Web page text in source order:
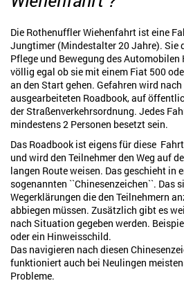
Die Rothenuffler Wiehenfahrt ist eine
Jungtimer (Mindestalter 20 Jahre). Sie
Pflege und Bewegung des
völlig egal ob sie mit einem Fiat 500
an den Start gehen. Gefahren wird
ausgearbeiteten Roadbook, auf
der Straßenverkehrsordnung. Jedes
mindestens 2 Personen besetzt sein.
Das Roadbook ist eigens für diese
und wird den Teilnehmer den Weg auf
langen Route weisen. Das geschieht in
sogenannten ``Chinesenzeichen``. Das
Wegerklärungen die den Teilnehmern
abbiegen müssen. Zusätzlich gibt es
nach Situation gegeben werden.
oder ein Hinweisschild.
Das navigieren nach diesen
funktioniert auch bei Neulingen
Probleme.